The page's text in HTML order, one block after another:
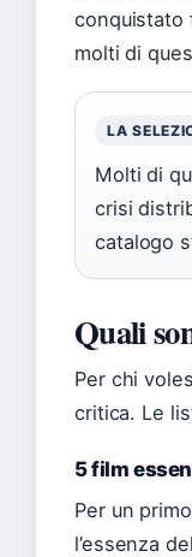
conquistato
molti di
LA
Molti di
crisi
catalogo
Quali
Per chi
critica. Le
5 film
Per un
l’essenza